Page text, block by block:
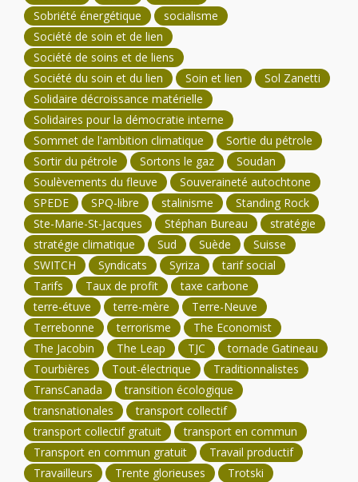
Sobriété énergétique
socialisme
Société de soin et de lien
Société de soins et de liens
Société du soin et du lien
Soin et lien
Sol Zanetti
Solidaire décroissance matérielle
Solidaires pour la démocratie interne
Sommet de l'ambition climatique
Sortie du pétrole
Sortir du pétrole
Sortons le gaz
Soudan
Soulèvements du fleuve
Souveraineté autochtone
SPEDE
SPQ-libre stalinisme
Standing Rock
Ste-Marie-St-Jacques
Stéphan Bureau
stratégie
stratégie climatique
Sud Suède
Suisse
SWITCH
Syndicats Syriza
tarif social
Tarifs
Taux de profit
taxe carbone
terre-étuve
terre-mère
Terre-Neuve
Terrebonne
terrorisme
The Economist
The Jacobin
The Leap TJC
tornade Gatineau
Tourbières
Tout-électrique
Traditionnalistes
TransCanada
transition écologique
transnationales
transport collectif
transport collectif gratuit
transport en commun
Transport en commun gratuit
Travail productif
Travailleurs
Trente glorieuses
Trotski